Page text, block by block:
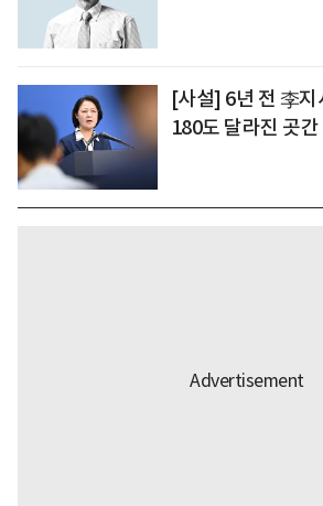
[사설] 6년 전 李지
180도 달라진 곳간